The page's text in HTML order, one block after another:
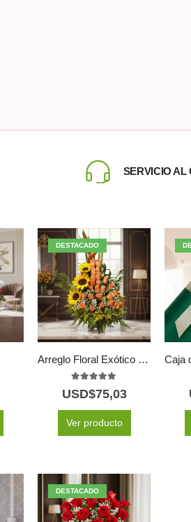
SERVICIO AL
DESTACADO
Arreglo Floral Exótico Intocable
out of 5
USD$75,03
Ver producto
DESTACADO